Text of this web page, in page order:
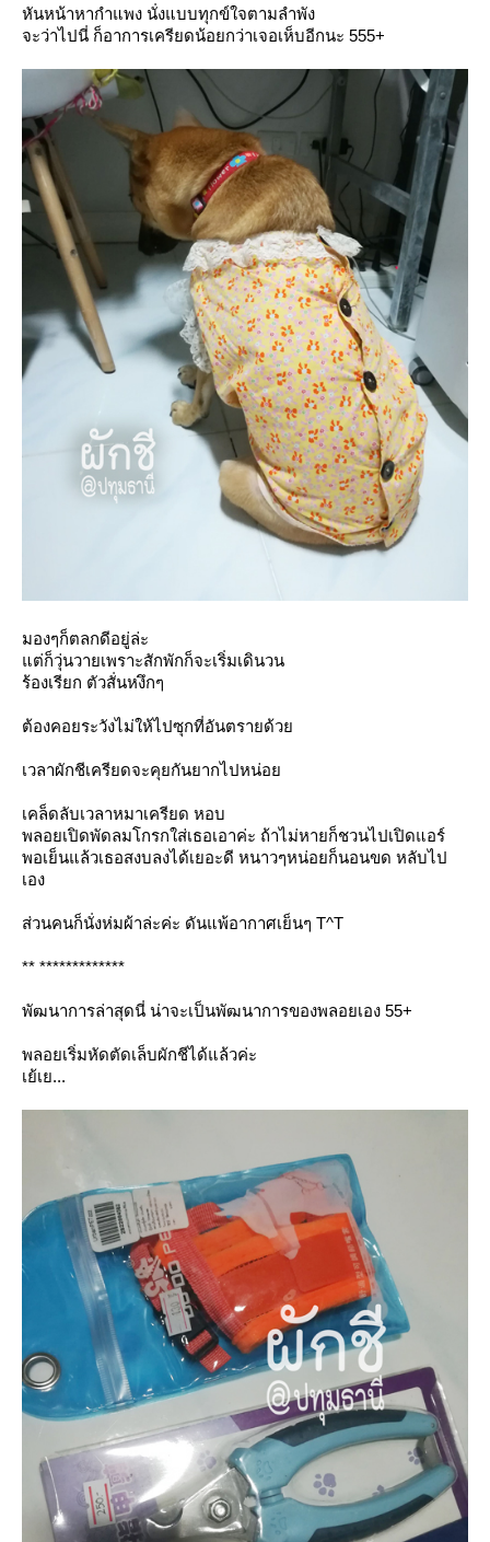
หันหน้าหากำแพง นั่งแบบทุกข์ใจตามลำพัง
จะว่าไปนี่ ก็อาการเครียดน้อยกว่าเจอเห็บอีกนะ 555+
มองๆก็ตลกดีอยู่ล่ะ
ต่ก็วุ่นวายเพราะสักพักก็จะเริ่มเดินวน
ร้องเรียก ตัวสั่นหงึกๆ
ต้องคอยระวังไม่ให้ไปซุกที่อันตรายด้ว
เวลาผักชีเครียดจะคุยกันยากไปหน่อ
เคล็ดลับเวลาหมาเครียด หอบ
พลอยเปิดพัดลมโกรกใส่เธอเอาค่ะ ถ้าไม่หายก็ชวนไปเปิดแอร์
พอเย็นแล้วเธอสงบลงได้เยอะดี หนาวๆหน่อยก็นอนขด หลับไป
เอง
ส่วนคนก็นั่งห่มผ้าล่ะค่ะ ดันแพ้อากาศเย็นๆ T^T
** *************
พัฒนาการล่าสุดนี่ น่าจะเป็นพัฒนาการของพลอยเอง 55+
พลอยเริ่มหัดตัดเล็บผักชีได้แล้วค่ะ
เย้เย...